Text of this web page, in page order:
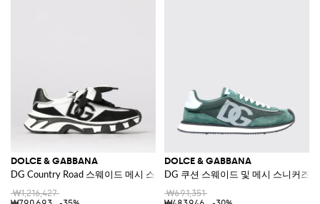
DOLCE & GABBANA
DG Country Road 스웨이드 메시 스니커즈
₩1,216,427
DOLCE & GABBANA
DG 쿠션 스웨이드 및 메시 스니커즈
₩691,351